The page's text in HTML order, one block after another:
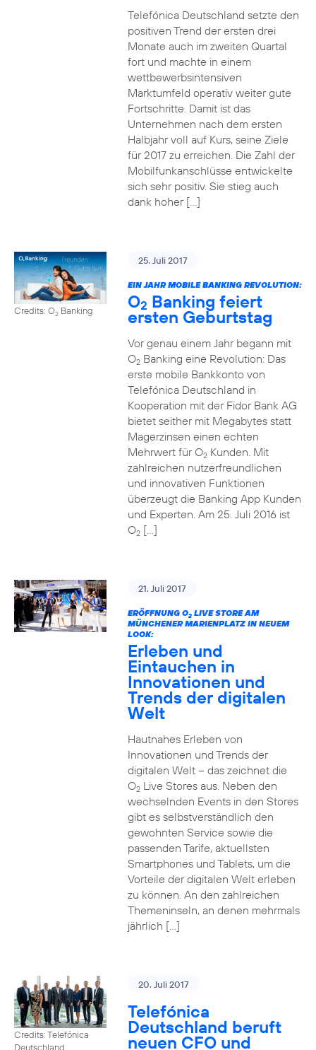
Telefónica Deutschland setzte den
positiven Trend der ersten drei
Monate auch im zweiten Quartal
fort und machte in einem
wettbewerbsintensiven
Marktumfeld operativ weiter gute
Fortschritte. Damit ist das
Unternehmen nach dem ersten
Halbjahr voll auf Kurs, seine Ziele
für 2017 zu erreichen. Die Zahl der
Mobilfunkanschlüsse entwickelte
sich sehr positiv. Sie stieg auch
dank hoher […]
Credits: O2 Banking
25. Juli 2017
EIN JAHR MOBILE BANKING REVOLUTION:
O2 Banking feiert
ersten Geburtstag
Vor genau einem Jahr begann mit
O2Banking eine Revolution: Das
erste mobile Bankkonto von
Telefónica Deutschland in
Kooperation mit der Fidor Bank AG
bietet seither mit Megabytes statt
Magerzinsen einen echten
Mehrwert für O2Kunden. Mit
zahlreichen nutzerfreundlichen
und innovativen Funktionen
überzeugt die Banking App Kunden
und Experten. Am 25. Juli 2016 ist
O2[…]
21. Juli 2017
ERÖFFNUNG O2LIVE STORE AM
MÜNCHENER MARIENPLATZ IN NEUEM
LOOK:
Erleben und
Eintauchen in
Innovationen und
Trends der digitalen
Welt
Hautnahes Erleben von
Innovationen und Trends der
digitalen Welt – das zeichnet die
O2Live Stores aus. Neben den
wechselnden Events in den Stores
gibt es selbstverständlich den
gewohnten Service sowie die
passenden Tarife, aktuellsten
Smartphones und Tablets, um die
Vorteile der digitalen Welt erleben
zu können. An den zahlreichen
Themeninseln, an denen mehrmals
jährlich […]
Credits: Telefónica
Deutschland
20. Juli 2017
Telefónica
Deutschland beruft
neuen CFO und